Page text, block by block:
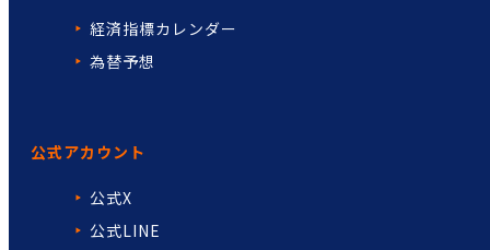
経済指標カレンダー
為替予想
公式アカウント
公式X
公式LINE